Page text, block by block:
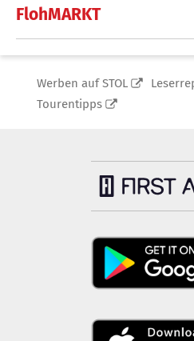
FlohMARKT
Werben auf STOL
Tourentipps